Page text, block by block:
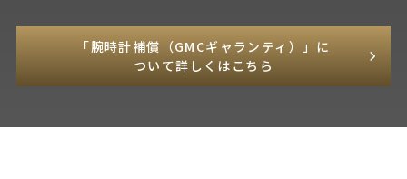
「腕時計補償（GMCギャランティ）」に
ついて詳しくはこちら